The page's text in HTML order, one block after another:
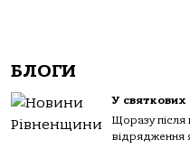
БЛОГИ
У святкових
Щоразу після
відрядження